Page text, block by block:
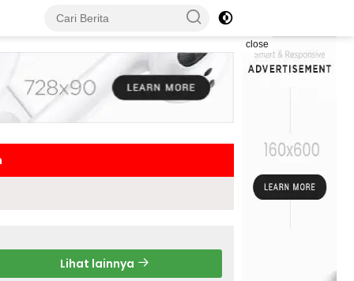
close
Lihat lainnya